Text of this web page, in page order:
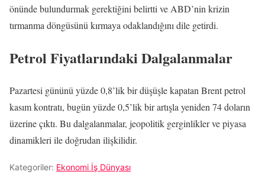
önünde bulundurmak gerektiğini belirtti ve ABD’nin krizin
tırmanma döngüsünü kırmaya odaklandığını dile getirdi.
Petrol Fiyatlarındaki Dalgalanmalar
Pazartesi gününü yüzde 0,8’lik bir düşüşle kapatan Brent petrol
kasım kontratı, bugün yüzde 0,5’lik bir artışla yeniden 74 doların
üzerine çıktı. Bu dalgalanmalar, jeopolitik gerginlikler ve piyasa
dinamikleri ile doğrudan ilişkilidir.
Kategoriler: Ekonomi İş Dünyası